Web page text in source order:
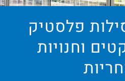
פלסטיק
וחנויות